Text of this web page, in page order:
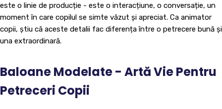
este o linie de producție - este o interacțiune, o conversație, un
moment în care copilul se simte văzut și apreciat. Ca animator
copii, știu că aceste detalii fac diferența între o petrecere bună și
una extraordinară.
Baloane Modelate - Artă Vie Pentru
Petreceri Copii